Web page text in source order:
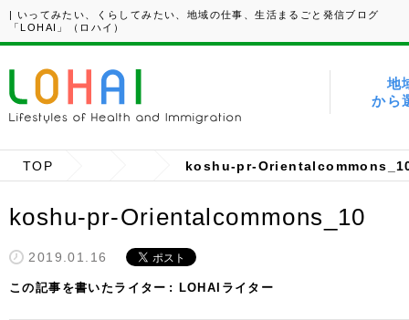
| いってみたい、くらしてみたい、地域の仕事、生活まるごと発信ブログ
「LOHAI」（ロハイ）
地
から
TOP koshu-pr-
koshu-pr-Orientalcommons_10
2019.01.16
この記事を書いたライター LOHAIライター